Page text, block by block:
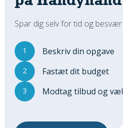
Spar dig selv for tid og
1 Beskriv din opgave
2 Fastæt dit budget
3 Modtag tilbud og